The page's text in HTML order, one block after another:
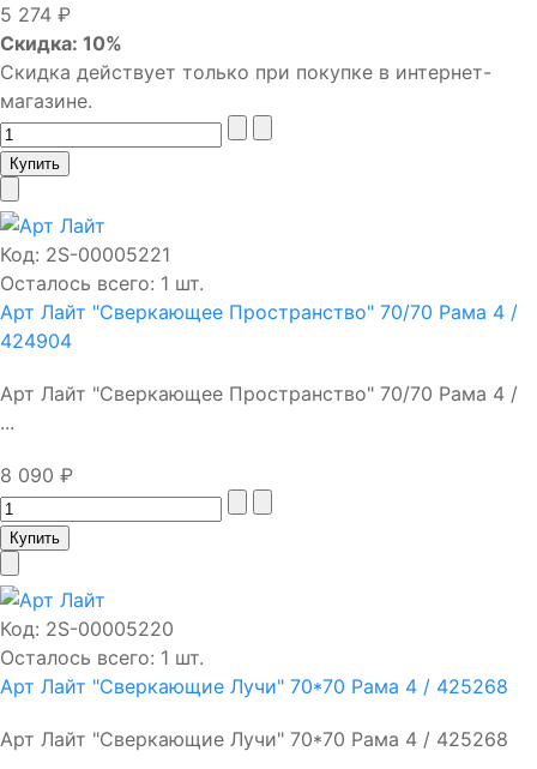
5 274 ₽
Скидка: 10%
Скидка действует только при покупке в интернет-
магазине.
Код: 2S-00005221
Осталось всего: 1 шт.
Арт Лайт "Сверкающее Пространство" 70/70 Рама 4 /
424904
Арт Лайт "Сверкающее Пространство" 70/70 Рама 4 /
...
8 090 ₽
Код: 2S-00005220
Осталось всего: 1 шт.
Арт Лайт "Сверкающие Лучи" 70*70 Рама 4 / 425268
Арт Лайт "Сверкающие Лучи" 70*70 Рама 4 / 425268